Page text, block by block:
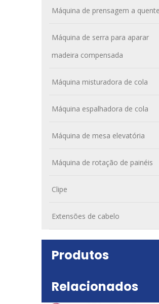
Máquina de prensagem a quente
Máquina de serra para aparar
madeira compensada
Máquina misturadora de cola
Máquina espalhadora de cola
Máquina de mesa elevatória
Máquina de rotação de painéis
Clipe
Extensões de cabelo
Produtos
Relacionados